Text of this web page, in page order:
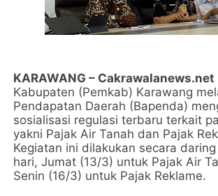
KARAWANG – Cakrawalanews.net |
Kabupaten (Pemkab) Karawang
Pendapatan Daerah (Bapenda)
sosialisasi regulasi terbaru terkait
yakni Pajak Air Tanah dan Pajak
Kegiatan ini dilakukan secara
hari, Jumat (13/3) untuk Pajak Air
Senin (16/3) untuk Pajak Reklame.